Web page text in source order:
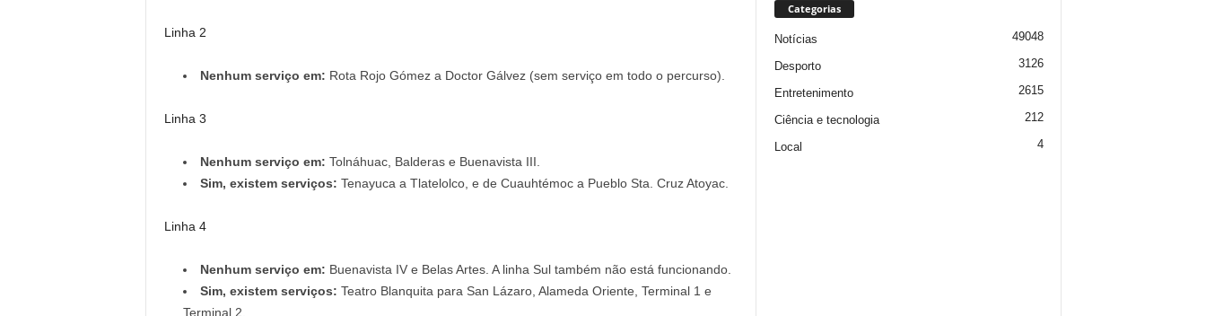
Linha 2
Nenhum serviço em: Rota Rojo Gómez a Doctor Gálvez (sem serviço em todo o percurso).
Linha 3
Nenhum serviço em: Tolnáhuac, Balderas e Buenavista III.
Sim, existem serviços: Tenayuca a Tlatelolco, e de Cuauhtémoc a Pueblo Sta. Cruz Atoyac.
Linha 4
Nenhum serviço em: Buenavista IV e Belas Artes. A linha Sul também não está funcionando.
Sim, existem serviços: Teatro Blanquita para San Lázaro, Alameda Oriente, Terminal 1 e
Terminal 2.
Categorias
Notícias 49048
Desporto 3126
Entretenimento 2615
Ciência e tecnologia 212
Local 4